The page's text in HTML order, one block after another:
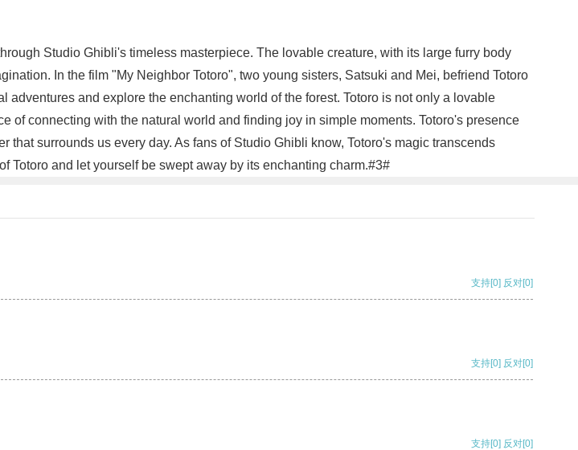
Studio Ghibli's timeless masterpiece. The lovable creature, with its large furry body
In the film "My Neighbor Totoro", two young sisters, Satsuki and Mei, befriend Totoro
and explore the enchanting world of the forest. Totoro is not only a lovable
of connecting with the natural world and finding joy in simple moments. Totoro's presence
surrounds us every day. As fans of Studio Ghibli know, Totoro's magic transcends
Totoro and let yourself be swept away by its enchanting charm.#3#
支持[0] 反对[0]
支持[0] 反对[0]
支持[0] 反对[0]